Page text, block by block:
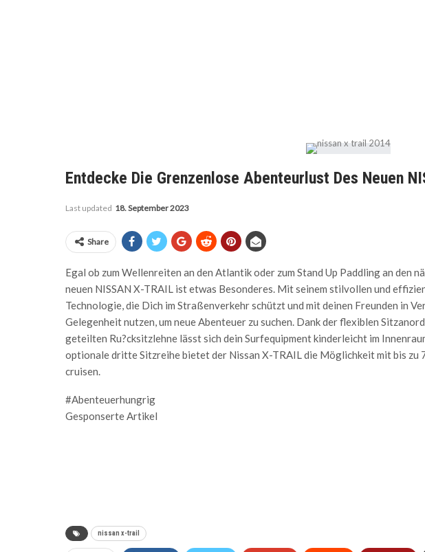
Entdecke Die Grenzenlose Abenteurlust Des Neuen
Last updated 18. September 2023
Share
Egal ob zum Wellenreiten an den Atlantik oder zum Stand Up Paddling an den
neuen NISSAN X-TRAIL ist etwas Besonderes. Mit seinem stilvollen und
Technologie, die Dich im Straßenverkehr schützt und mit deinen Freunden in
Gelegenheit nutzen, um neue Abenteuer zu suchen. Dank der flexiblen
geteilten Ru?cksitzlehne lässt sich dein Surfequipment kinderleicht im
optionale dritte Sitzreihe bietet der Nissan X-TRAIL die Möglichkeit mit bis zu
cruisen.
#Abenteuerhungrig
Gesponserte Artikel
nissan x-trail